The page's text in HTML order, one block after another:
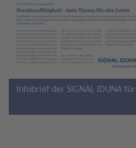
Infobrief der SIGNAL IDUNA